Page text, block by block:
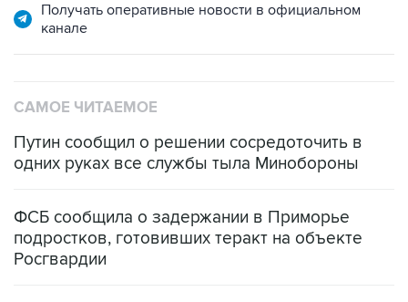
Получать оперативные новости в официальном
канале
САМОЕ ЧИТАЕМОЕ
Путин сообщил о решении сосредоточить в
одних руках все службы тыла Минобороны
ФСБ сообщила о задержании в Приморье
подростков, готовивших теракт на объекте
Росгвардии